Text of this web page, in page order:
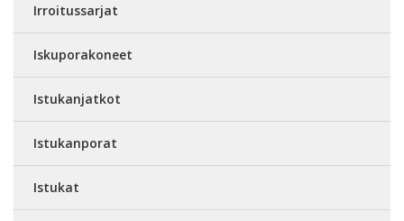
Irroitussarjat
Iskuporakoneet
Istukanjatkot
Istukanporat
Istukat